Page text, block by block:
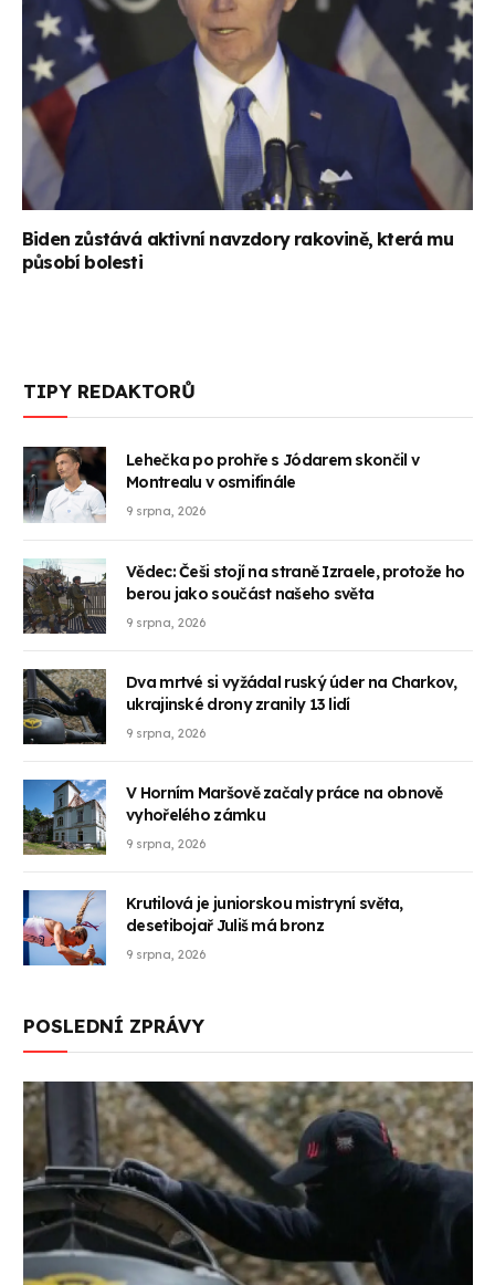
Biden zůstává aktivní navzdory rakovině, která mu
působí bolesti
TIPY REDAKTORŮ
Lehečka po prohře s Jódarem skončil v
Montrealu v osmifinále
9 srpna, 2026
Vědec: Češi stojí na straně Izraele, protože ho
berou jako součást našeho světa
9 srpna, 2026
Dva mrtvé si vyžádal ruský úder na Charkov,
ukrajinské drony zranily 13 lidí
9 srpna, 2026
V Horním Maršově začaly práce na obnově
vyhořelého zámku
9 srpna, 2026
Krutilová je juniorskou mistryní světa,
desetibojař Juliš má bronz
9 srpna, 2026
POSLEDNÍ ZPRÁVY